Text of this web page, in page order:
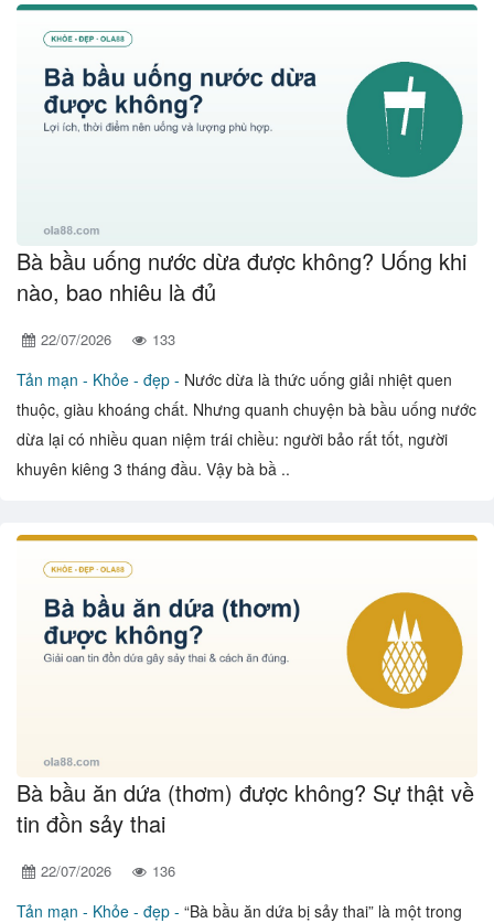
Bà bầu uống nước dừa được không? Uống khi
nào, bao nhiêu là đủ
22/07/2026 133
Tản mạn - Khỏe - đẹp - Nước dừa là thức uống giải nhiệt quen
thuộc, giàu khoáng chất. Nhưng quanh chuyện bà bầu uống nước
dừa lại có nhiều quan niệm trái chiều: người bảo rất tốt, người
khuyên kiêng 3 tháng đầu. Vậy bà bầ ..
Bà bầu ăn dứa (thơm) được không? Sự thật về
tin đồn sảy thai
22/07/2026 136
Tản mạn - Khỏe - đẹp - “Bà bầu ăn dứa bị sảy thai” là một trong